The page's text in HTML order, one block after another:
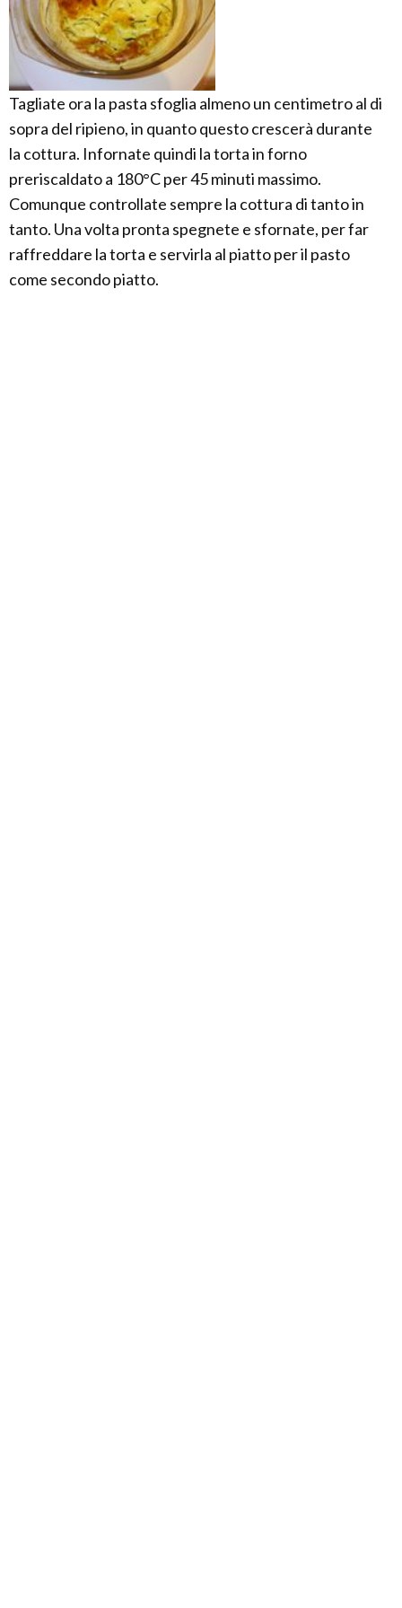
Tagliate ora la pasta sfoglia almeno un centimetro al di
sopra del ripieno, in quanto questo crescerà durante
la cottura. Infornate quindi la torta in forno
preriscaldato a 180°C per 45 minuti massimo.
Comunque controllate sempre la cottura di tanto in
tanto. Una volta pronta spegnete e sfornate, per far
raffreddare la torta e servirla al piatto per il pasto
come secondo piatto.